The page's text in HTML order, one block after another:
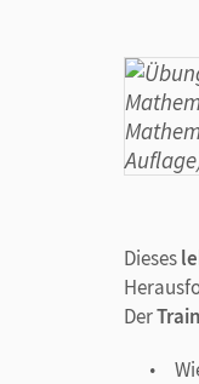
Dieses
Der